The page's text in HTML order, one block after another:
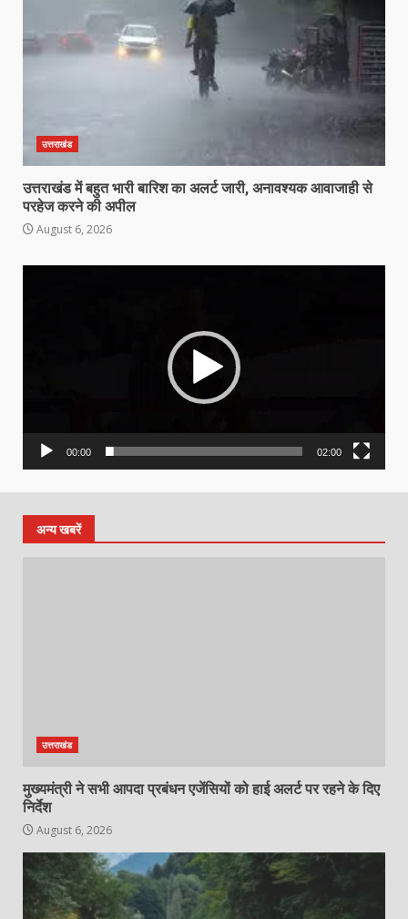
उत्तराखंड
उत्तराखंड में बहुत भारी बारिश का अलर्ट जारी, अनावश्यक आवाजाही से
परहेज करने की अपील
August 6, 2026
00:00 02:00
अन्य खबरें
उत्तराखंड
मुख्यमंत्री ने सभी आपदा प्रबंधन एजेंसियों को हाई अलर्ट पर रहने के दिए
निर्देश
August 6, 2026